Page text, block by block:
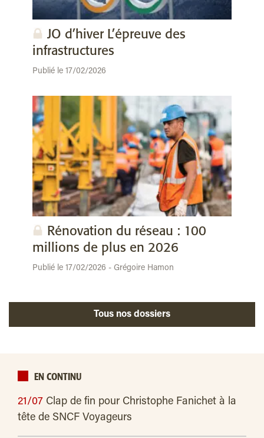
JO d’hiver L’épreuve des
infrastructures
Publié le 17/02/2026
Rénovation du réseau : 100
millions de plus en 2026
Publié le 17/02/2026 - Grégoire Hamon
Tous nos dossiers
EN CONTINU
21/07 Clap de fin pour Christophe Fanichet à la
tête de SNCF Voyageurs